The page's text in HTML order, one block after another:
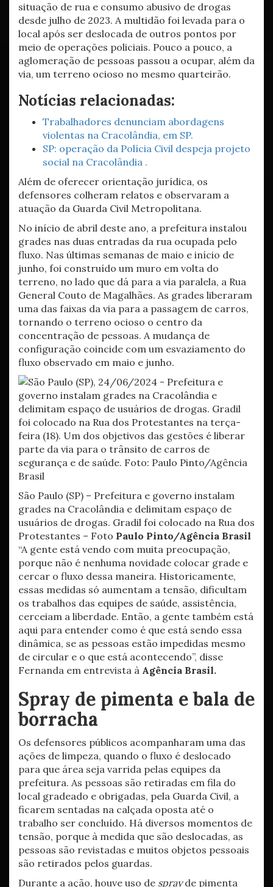
situação de rua e consumo abusivo de drogas
desde julho de 2023. A multidão foi levada para o
local após ser deslocada de outros pontos por
meio de operações policiais. Pouco a pouco, a
aglomeração de pessoas passou a ocupar, além da
via, um terreno ocioso no mesmo quarteirão.
Notícias relacionadas:
Trabalhadores denunciam abordagens
violentas na Cracolândia, em SP.
SP: operação da Polícia Civil despeja projeto
social na Cracolândia .
Além de oferecer orientação jurídica, os
defensores colheram relatos e observaram a
atuação da Guarda Civil Metropolitana.
No início de abril deste ano, a prefeitura instalou
grades nas duas entradas da rua ocupada pelo
fluxo. Nas últimas semanas de maio e início de
junho, foi construído um muro em volta do
terreno, no lado que dá para a via paralela, a Rua
General Couto de Magalhães. As grades liberaram
uma das faixas da via para a passagem de carros,
tornando o terreno ocioso o centro da
concentração de pessoas. A mudança de
configuração coincide com um esvaziamento do
fluxo observado em maio e junho.
São Paulo (SP) – Prefeitura e governo instalam
grades na Cracolândia e delimitam espaço de
usuários de drogas. Gradil foi colocado na Rua dos
Protestantes – Foto Paulo Pinto/Agência Brasil
“A gente está vendo com muita preocupação,
porque não é nenhuma novidade colocar grade e
cercar o fluxo dessa maneira. Historicamente,
essas medidas só aumentam a tensão, dificultam
os trabalhos das equipes de saúde, assistência,
cerceiam a liberdade. Então, a gente também está
aqui para entender como é que está sendo essa
dinâmica, se as pessoas estão impedidas mesmo
de circular e o que está acontecendo”, disse
Fernanda em entrevista à Agência Brasil.
Spray de pimenta e bala de
borracha
Os defensores públicos acompanharam uma das
ações de limpeza, quando o fluxo é deslocado
para que área seja varrida pelas equipes da
prefeitura. As pessoas são retiradas em fila do
local gradeado e obrigadas, pela Guarda Civil, a
ficarem sentadas na calçada oposta até o
trabalho ser concluído. Há diversos momentos de
tensão, porque à medida que são deslocadas, as
pessoas são revistadas e muitos objetos pessoais
são retirados pelos guardas.
Durante a ação, houve uso de sprayde pimenta